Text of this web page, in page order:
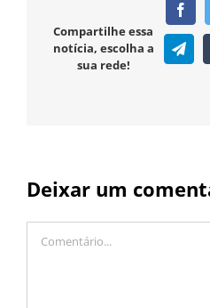
Compartilhe essa
notícia, escolha a
sua rede!
Deixar um